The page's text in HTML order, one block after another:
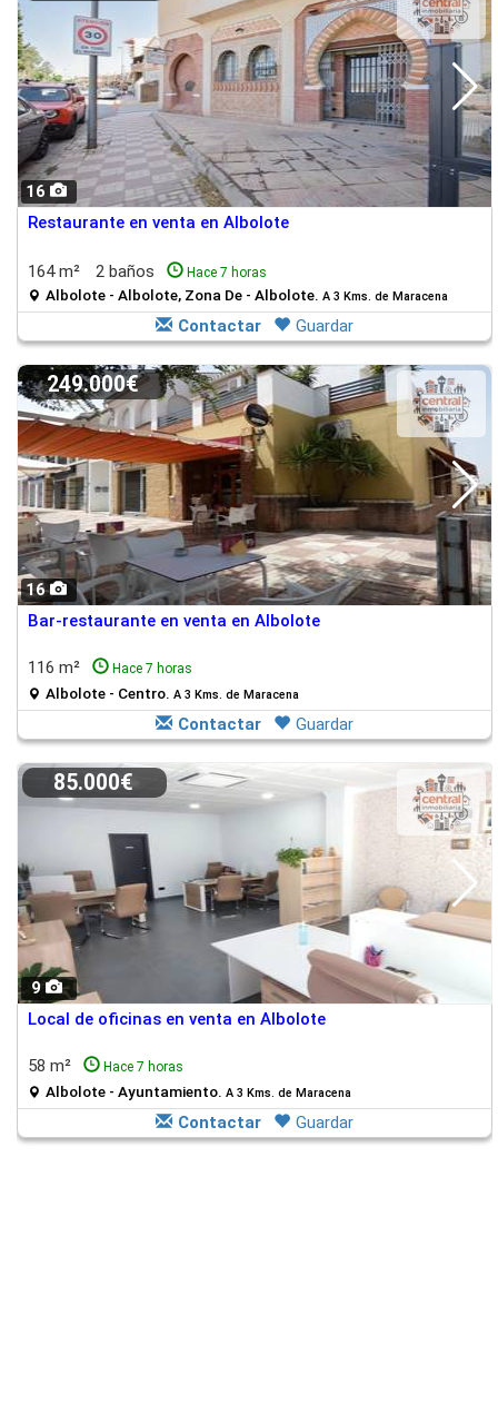
16
Restaurante en venta en Albolote
164 m² 2 baños Hace 7 horas
Albolote - Albolote, Zona De - Albolote. A 3 Kms. de Maracena
Contactar Guardar
16
249.000€
Bar-restaurante en venta en Albolote
116 m² Hace 7 horas
Albolote - Centro. A 3 Kms. de Maracena
Contactar Guardar
9
85.000€
Local de oficinas en venta en Albolote
58 m² Hace 7 horas
Albolote - Ayuntamiento. A 3 Kms. de Maracena
Contactar Guardar